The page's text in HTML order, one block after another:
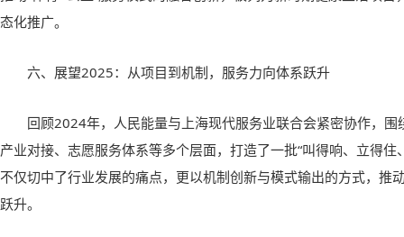
态化推广。
六、展望2025：从项目到机制，服务力向体系跃升
回顾2024年，人民能量与上海现代服务业联合会紧密协作，
产业对接、志愿服务体系等多个层面，打造了一批“叫得响、立得住
不仅切中了行业发展的痛点，更以机制创新与模式输出的方式，推
跃升。